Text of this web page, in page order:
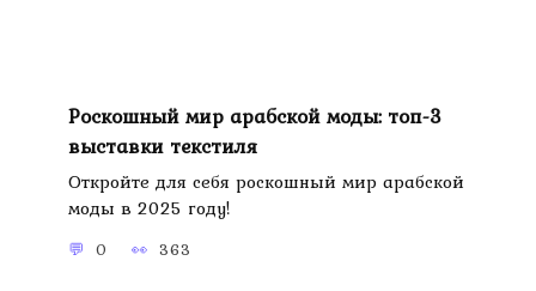
Роскошный мир арабской моды: топ-3
выставки текстиля
Откройте для себя роскошный мир арабской
моды в 2025 году!
0 363